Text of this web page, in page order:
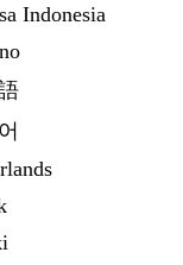
Indonesia